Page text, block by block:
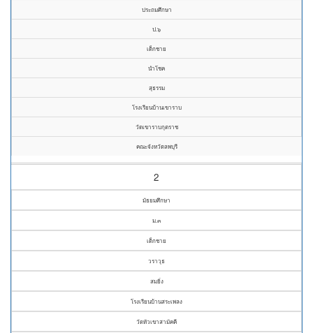
ประถมศึกษา
ป.๖
เด็กชาย
นำโชค
สุธรรม
โรงเรียนบ้านเขาราบ
วัดเขาราบกุตราช
คณะจังหวัดลพบุรี
2
มัธยมศึกษา
ม.๓
เด็กชาย
วราวุธ
สมยิ่ง
โรงเรียนบ้านสระเพลง
วัดหัวเขาสามัคคี